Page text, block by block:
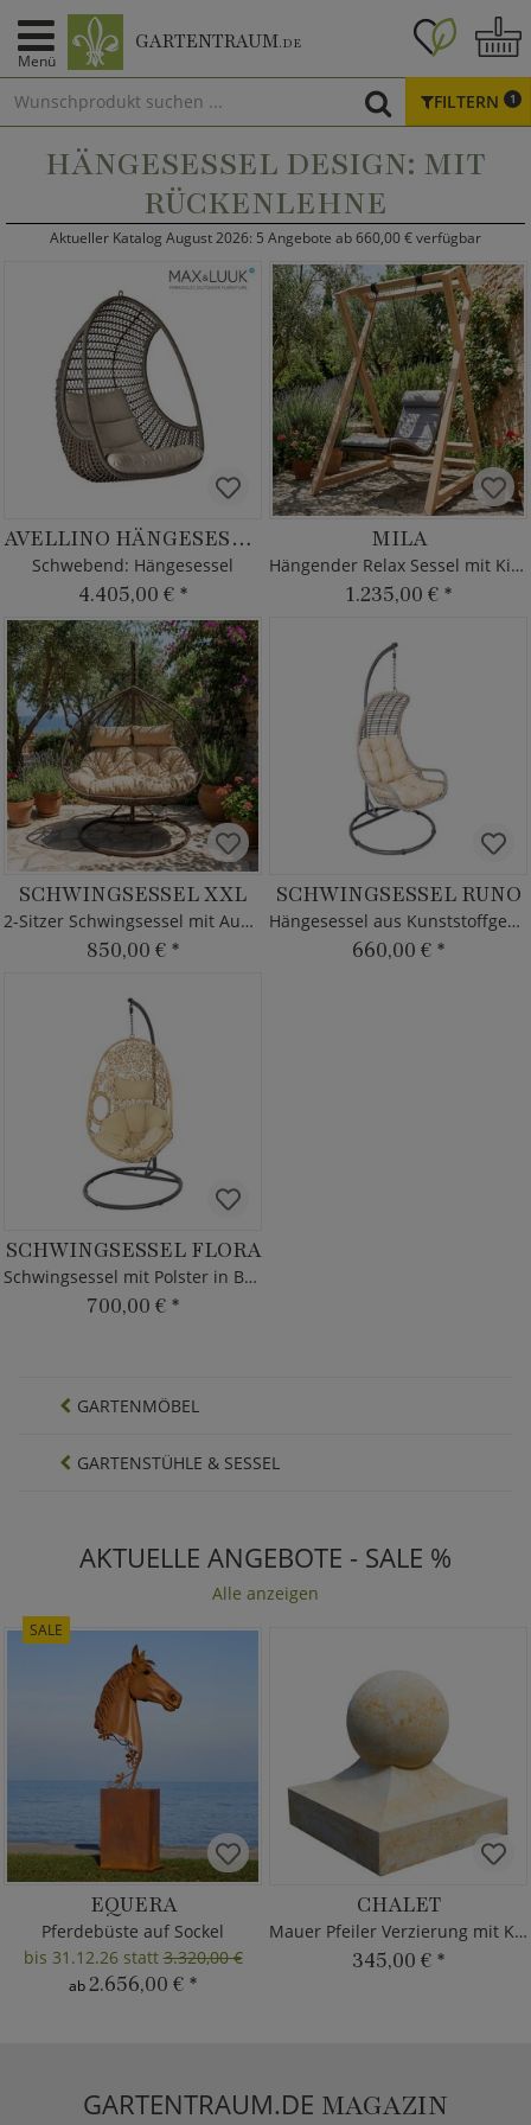
Menü
GARTENTRAUM.DE
FILTERN 1
HÄNGESESSEL DESIGN: MIT
RÜCKENLEHNE
Aktueller Katalog August 2026: 5 Angebote ab 660,00 € verfügbar
AVELLINO HÄNGESESSEL
Schwebend: Hängesessel
4.405,00 € *
MILA
Hängender Relax Sessel mit Kissen
1.235,00 € *
SCHWINGSESSEL XXL
2-Sitzer Schwingsessel mit Auflagen
850,00 € *
SCHWINGSESSEL RUNO
Hängesessel aus Kunststoffgeflecht
660,00 € *
SCHWINGSESSEL FLORA
Schwingsessel mit Polster in Beige - floral
700,00 € *
GARTENMÖBEL
GARTENSTÜHLE & SESSEL
AKTUELLE ANGEBOTE - SALE %
Alle anzeigen
SALE
EQUERA
Pferdebüste auf Sockel
bis 31.12.26 statt3.320,00 €
ab2.656,00 € *
CHALET
Mauer Pfeiler Verzierung mit Kugel
345,00 € *
GARTENTRAUM.DE MAGAZIN